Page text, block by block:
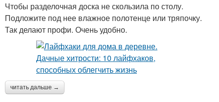
Чтобы разделочная доска не скользила по столу.
Подложите под нее влажное полотенце или тряпочку.
Так делают профи. Очень удобно.
читать дальше →